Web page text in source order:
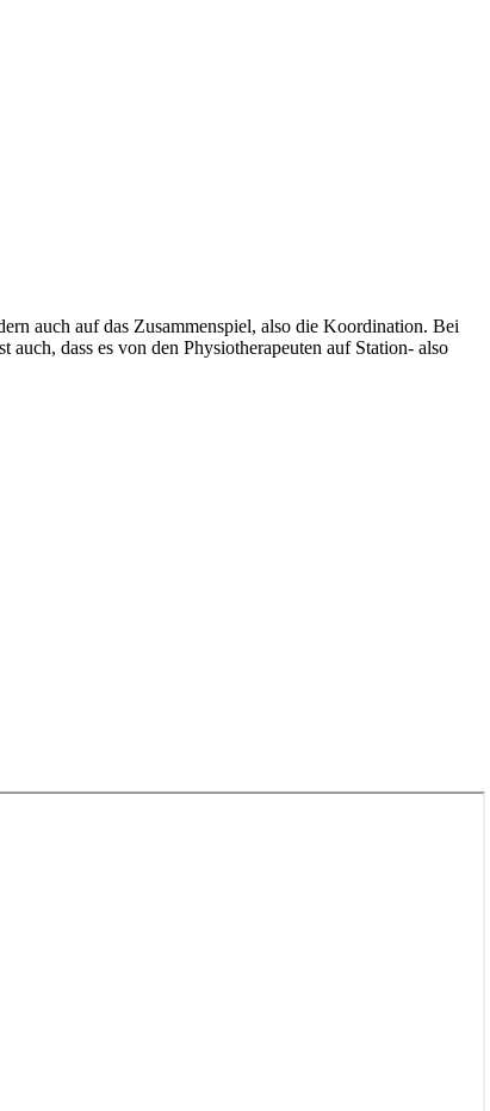
auch auf das Zusammenspiel, also die Koordination. Bei
dass es von den Physiotherapeuten auf Station- also